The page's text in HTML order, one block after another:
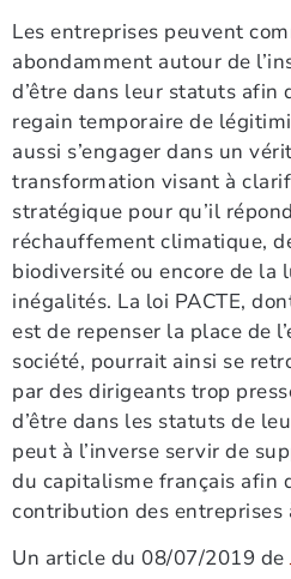
Les entreprises peuvent
abondamment autour de
d’être dans leur statuts afin
regain temporaire de
aussi s’engager dans un
transformation visant à
stratégique pour qu’il
réchauffement climatique,
biodiversité ou encore de la
inégalités. La loi PACTE,
est de repenser la place de
société, pourrait ainsi se
par des dirigeants trop
d’être dans les statuts de
peut à l’inverse servir de
du capitalisme français afin
contribution des entreprises
Un article du 08/07/2019 de